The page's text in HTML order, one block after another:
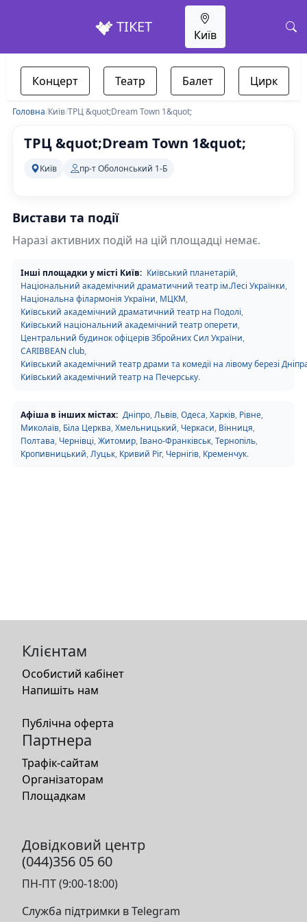
ТІКЕТ Київ
Концерт Театр Балет Цирк
Головна/Київ/ТРЦ &quot;Dream Town 1&quot;
ТРЦ &quot;Dream Town 1&quot;
Київ пр-т Оболонський 1-Б
Вистави та події
Наразі активних подій на цій площадці немає.
Інші площадки у місті Київ: Київський планетарій,
Національний академічний драматичний театр ім.Лесі Українки,
Національна філармонія України, МЦКМ,
Київський академічний драматичний театр на Подолі,
Київський національний академічний театр оперети,
Центральний будинок офіцерів Збройних Сил України,
CARIBBEAN club,
Київський академічний театр драми та комедії на лівому березі
Київський академічний театр на Печерську.
Афіша в інших містах: Дніпро,Львів,Одеса,Харків, Рівне,
Миколаїв, Біла Церква,Хмельницький, Черкаси, Вінниця,
Полтава, Чернівці,Житомир,Івано-Франківськ,Тернопіль,
Кропивницький,Луцьк, Кривий Ріг, Чернігів, Кременчук.
Клієнтам
Особистий кабінет
Напишіть нам
Публічна оферта
Партнера
Трафік-сайтам
Організаторам
Площадкам
Довідковий центр
(044)356 05 60
ПН-ПТ (9:00-18:00)
Служба підтримки в Telegram